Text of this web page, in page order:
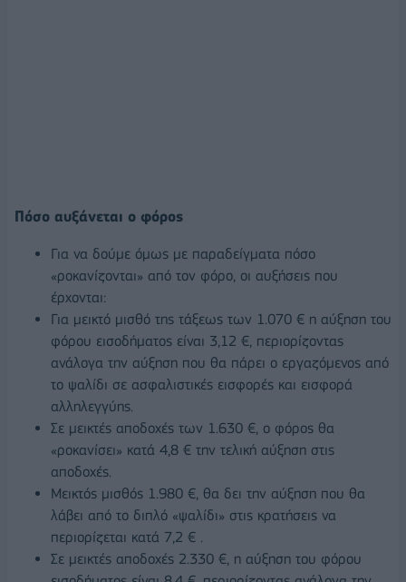
Πόσο αυξάνεται ο φόρος
Για να δούμε όμως με παραδείγματα πόσο
«ροκανίζονται» από τον φόρο, οι αυξήσεις που
έρχονται:
Για μεικτό μισθό της τάξεως των 1.070 € η αύξηση του
φόρου εισοδήματος είναι 3,12 €, περιορίζοντας
ανάλογα την αύξηση που θα πάρει ο εργαζόμενος από
το ψαλίδι σε ασφαλιστικές εισφορές και εισφορά
αλληλεγγύης.
Σε μεικτές αποδοχές των 1.630 €, ο φόρος θα
«ροκανίσει» κατά 4,8 € την τελική αύξηση στις
αποδοχές.
Μεικτός μισθός 1.980 €, θα δει την αύξηση που θα
λάβει από το διπλό «ψαλίδι» στις κρατήσεις να
περιορίζεται κατά 7,2 € .
Σε μεικτές αποδοχές 2.330 €, η αύξηση του φόρου